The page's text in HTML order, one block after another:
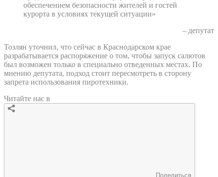
обеспечением безопасности жителей и гостей
курорта в условиях текущей ситуации»
– депутат
Тозлян уточнил, что сейчас в Краснодарском крае
разрабатывается распоряжение о том, чтобы запуск салютов
был возможен только в специально отведенных местах. По
мнению депутата, подход стоит пересмотреть в сторону
запрета использования пиротехники.
Читайте нас в
Поделиться